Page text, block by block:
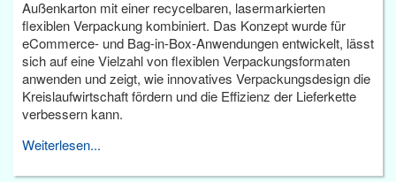
Außenkarton mit einer recycelbaren, lasermarkierten
flexiblen Verpackung kombiniert. Das Konzept wurde für
eCommerce- und Bag-in-Box-Anwendungen entwickelt, lässt
sich auf eine Vielzahl von flexiblen Verpackungsformaten
anwenden und zeigt, wie innovatives Verpackungsdesign die
Kreislaufwirtschaft fördern und die Effizienz der Lieferkette
verbessern kann.
Weiterlesen...